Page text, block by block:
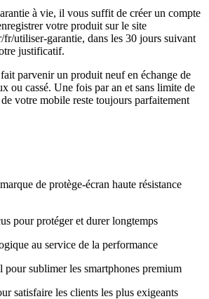
à vie, il vous suffit de créer un compte
votre produit sur le site
utiliser-garantie, dans les 30 jours suivant
justificatif.
parvenir un produit neuf en échange de
ou cassé. Une fois par an et sans limite de
votre mobile reste toujours parfaitement
de protège-écran haute résistance
pour protéger et durer longtemps
au service de la performance
pour sublimer les smartphones premium
satisfaire les clients les plus exigeants